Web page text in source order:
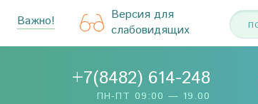
Важно!
Версия для
слабовидящих
+7(8482) 614-248
ПН-ПТ 09:00 — 19.00